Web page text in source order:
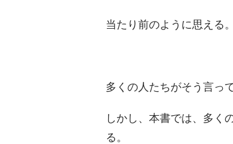
当たり前のように思える。
多くの人たちがそう言っ
しかし、本書では、多く
る。